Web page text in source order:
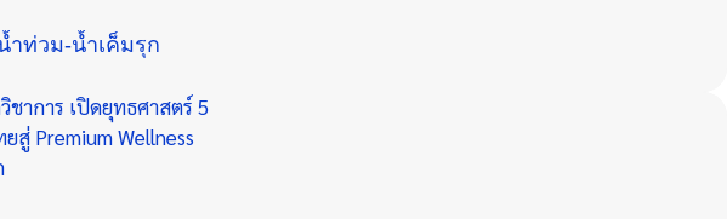
ำท่วม-น้ำเค็มรุก